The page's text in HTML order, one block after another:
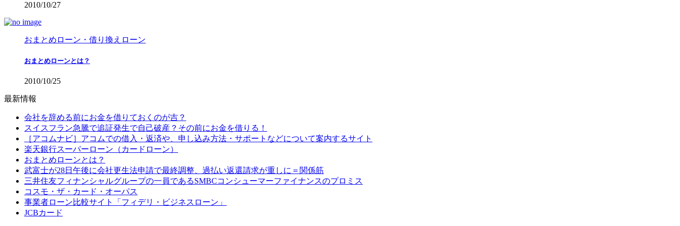
2010/10/27
おまとめローン・借り換えローン
おまとめローンとは？
2010/10/25
最新情報
会社を辞める前にお金を借りておくのが吉？
スイスフラン急騰で追証発生で自己破産？その前にお金を借りる！
［アコムナビ］アコムでの借入・返済や、申し込み方法・サポートなどについて案内するサイト
楽天銀行スーパーローン（カードローン）
おまとめローンとは？
武富士が28日午後に会社更生法申請で最終調整、過払い返還請求が重しに＝関係筋
三井住友フィナンシャルグループの一員であるSMBCコンシューマーファイナンスのプロミス
コスモ・ザ・カード・オーパス
事業者ローン比較サイト「フィデリ・ビジネスローン」
JCBカード